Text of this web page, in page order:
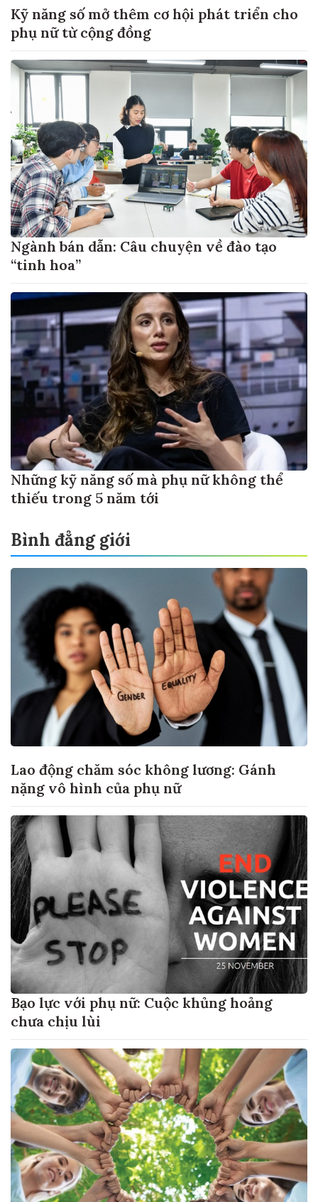
Kỹ năng số mở thêm cơ hội phát triển cho
phụ nữ từ cộng đồng
Ngành bán dẫn: Câu chuyện về đào tạo
“tinh hoa”
Những kỹ năng số mà phụ nữ không thể
thiếu trong 5 năm tới
Bình đẳng giới
Lao động chăm sóc không lương: Gánh
nặng vô hình của phụ nữ
Bạo lực với phụ nữ: Cuộc khủng hoảng
chưa chịu lùi